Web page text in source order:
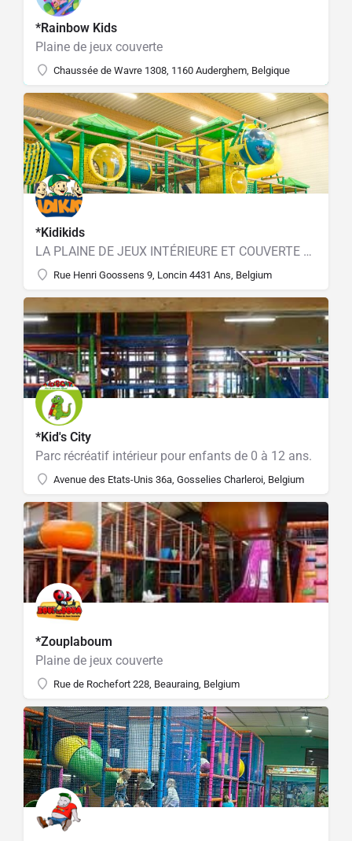
*Rainbow Kids
Plaine de jeux couverte
Chaussée de Wavre 1308, 1160 Auderghem, Belgique
*Kidikids
LA PLAINE DE JEUX INTÉRIEURE ET COUVERTE LA PLUS AMUSANTE À ANS
Rue Henri Goossens 9, Loncin 4431 Ans, Belgium
*Kid's City
Parc récréatif intérieur pour enfants de 0 à 12 ans.
Avenue des Etats-Unis 36a, Gosselies Charleroi, Belgium
*Zouplaboum
Plaine de jeux couverte
Rue de Rochefort 228, Beauraing, Belgium